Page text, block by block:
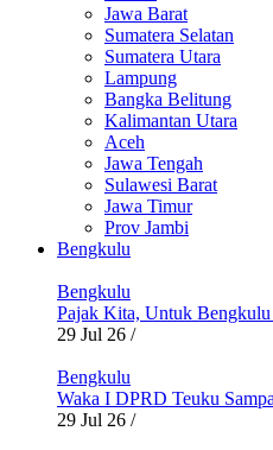
Jawa Barat
Sumatera Selatan
Sumatera Utara
Lampung
Bangka Belitung
Kalimantan Utara
Aceh
Jawa Tengah
Sulawesi Barat
Jawa Timur
Prov Jambi
Bengkulu
Bengkulu
Pajak Kita, Untuk Bengkulu
29 Jul 26 /
Bengkulu
Waka I DPRD Teuku
29 Jul 26 /